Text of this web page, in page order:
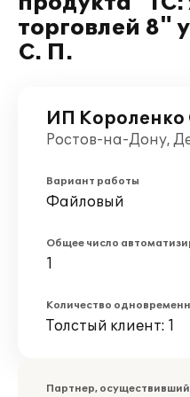
торговлей 8"
С. П.
ИП Короленко
Ростов-на-Дону,
Вариант работы
Файловый
Общее число
1
Количество
Толстый клиент: 1
Партнер,